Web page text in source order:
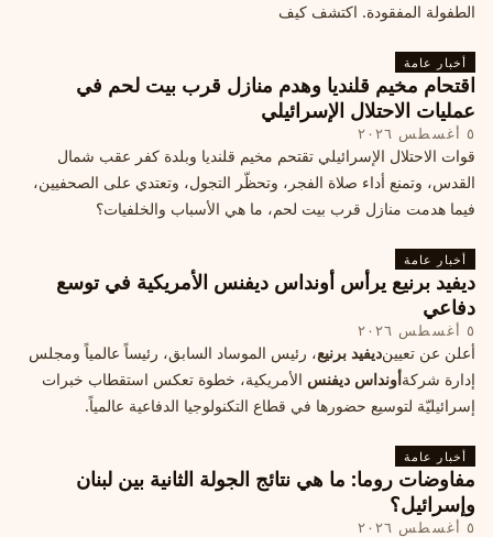
الطفولة المفقودة. اكتشف كيف
أخبار عامة
اقتحام مخيم قلنديا وهدم منازل قرب بيت لحم في
عمليات الاحتلال الإسرائيلي
٥ أغسطس ٢٠٢٦
قوات الاحتلال الإسرائيلي تقتحم مخيم قلنديا وبلدة كفر عقب شمال
القدس، وتمنع أداء صلاة الفجر، وتحظّر التجول، وتعتدي على الصحفيين،
فيما هدمت منازل قرب بيت لحم، ما هي الأسباب والخلفيات؟
أخبار عامة
ديفيد برنيع يرأس أونداس ديفنس الأمريكية في توسع
دفاعي
٥ أغسطس ٢٠٢٦
أعلن عن تعيينديفيد برنيع، رئيس الموساد السابق، رئيساً عالمياً ومجلس
إدارة شركةأونداس ديفنس الأمريكية، خطوة تعكس استقطاب خبرات
إسرائيليّة لتوسيع حضورها في قطاع التكنولوجيا الدفاعية عالمياً.
أخبار عامة
مفاوضات روما: ما هي نتائج الجولة الثانية بين لبنان
وإسرائيل؟
٥ أغسطس ٢٠٢٦